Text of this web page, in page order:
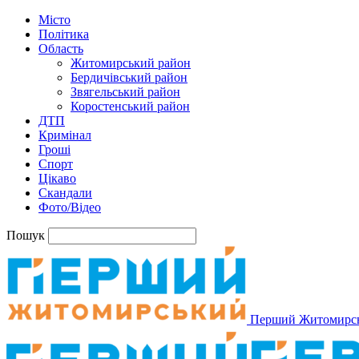
Місто
Політика
Область
Житомирський район
Бердичівський район
Звягельський район
Коростенський район
ДТП
Кримінал
Гроші
Спорт
Цікаво
Скандали
Фото/Відео
Пошук
Перший